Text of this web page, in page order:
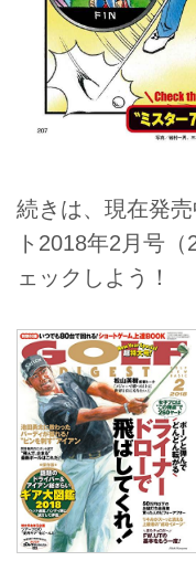
続きは、現在発
ト2018年2月号
ェックしよう！